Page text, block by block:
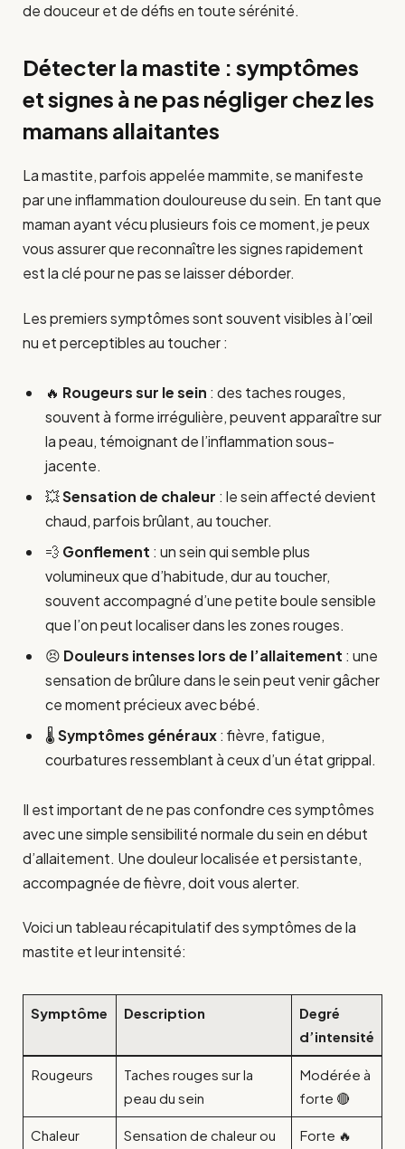
de douceur et de défis en toute sérénité.
Détecter la mastite : symptômes
et signes à ne pas négliger chez les
mamans allaitantes
La mastite, parfois appelée mammite, se manifeste
par une inflammation douloureuse du sein. En tant que
maman ayant vécu plusieurs fois ce moment, je peux
vous assurer que reconnaître les signes rapidement
est la clé pour ne pas se laisser déborder.
Les premiers symptômes sont souvent visibles à l’œil
nu et perceptibles au toucher :
🔥 Rougeurs sur le sein : des taches rouges,
souvent à forme irrégulière, peuvent apparaître sur
la peau, témoignant de l’inflammation sous-
jacente.
💥Sensation de chaleur : le sein affecté devient
chaud, parfois brûlant, au toucher.
💨 Gonflement : un sein qui semble plus
volumineux que d’habitude, dur au toucher,
souvent accompagné d’une petite boule sensible
que l’on peut localiser dans les zones rouges.
😣 Douleurs intenses lors de l’allaitement : une
sensation de brûlure dans le sein peut venir gâcher
ce moment précieux avec bébé.
🌡️Symptômes généraux: fièvre, fatigue,
courbatures ressemblant à ceux d’un état grippal.
Il est important de ne pas confondre ces symptômes
avec une simple sensibilité normale du sein en début
d’allaitement. Une douleur localisée et persistante,
accompagnée de fièvre, doit vous alerter.
Voici un tableau récapitulatif des symptômes de la
mastite et leur intensité:
Symptôme Description
Degré
d’intensité
Rougeurs
Taches rouges sur la
peau du sein
Modérée à
forte 🔴
Chaleur
Sensation de chaleur ou
Forte 🔥